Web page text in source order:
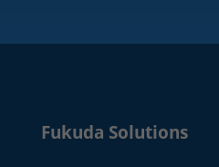
Fukuda Solutions